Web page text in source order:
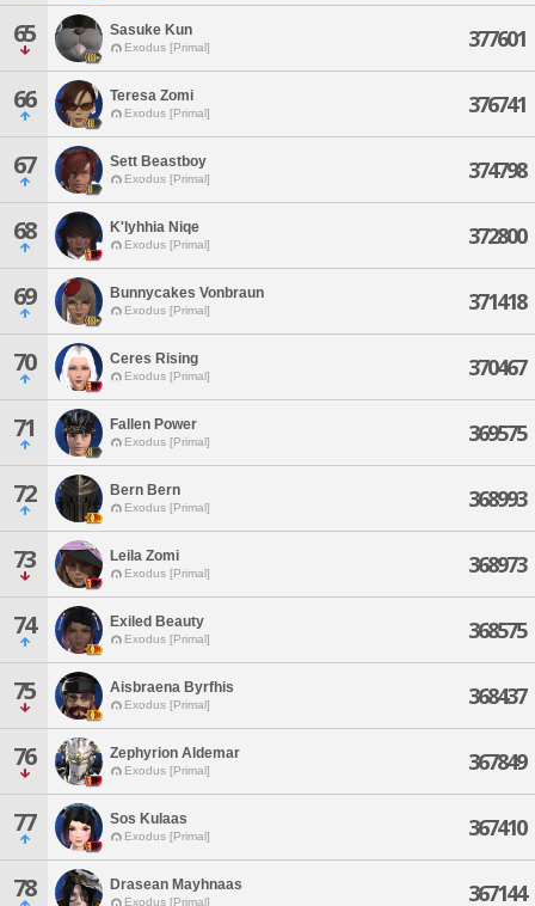
65 Sasuke Kun
Exodus [Primal] 377601
66 Teresa Zomi
Exodus [Primal] 376741
67 Sett Beastboy
Exodus [Primal] 374798
68 K'lyhhia Niqe
Exodus [Primal] 372800
69 Bunnycakes Vonbraun
Exodus [Primal] 371418
70 Ceres Rising
Exodus [Primal] 370467
71 Fallen Power
Exodus [Primal] 369575
72 Bern Bern
Exodus [Primal] 368993
73 Leila Zomi
Exodus [Primal] 368973
74 Exiled Beauty
Exodus [Primal] 368575
75 Aisbraena Byrfhis
Exodus [Primal] 368437
76 Zephyrion Aldemar
Exodus [Primal] 367849
77 Sos Kulaas
Exodus [Primal] 367410
78 Drasean Mayhnaas
Exodus [Primal] 367144